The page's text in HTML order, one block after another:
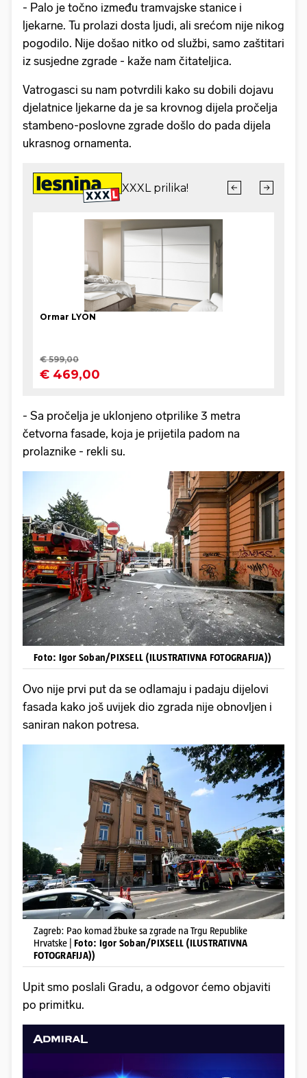
- Palo je točno između tramvajske stanice i
ljekarne. Tu prolazi dosta ljudi, ali srećom nije nikog
pogodilo. Nije došao nitko od službi, samo zaštitari
iz susjedne zgrade - kaže nam čitateljica.
Vatrogasci su nam potvrdili kako su dobili dojavu
djelatnice ljekarne da je sa krovnog dijela pročelja
stambeno-poslovne zgrade došlo do pada dijela
ukrasnog ornamenta.
- Sa pročelja je uklonjeno otprilike 3 metra
četvorna fasade, koja je prijetila padom na
prolaznike - rekli su.
Foto: Igor Soban/PIXSELL (ILUSTRATIVNA FOTOGRAFIJA))
Ovo nije prvi put da se odlamaju i padaju dijelovi
fasada kako još uvijek dio zgrada nije obnovljen i
saniran nakon potresa.
Zagreb: Pao komad žbuke sa zgrade na Trgu Republike
Hrvatske | Foto: Igor Soban/PIXSELL (ILUSTRATIVNA
FOTOGRAFIJA))
Upit smo poslali Gradu, a odgovor ćemo objaviti
po primitku.